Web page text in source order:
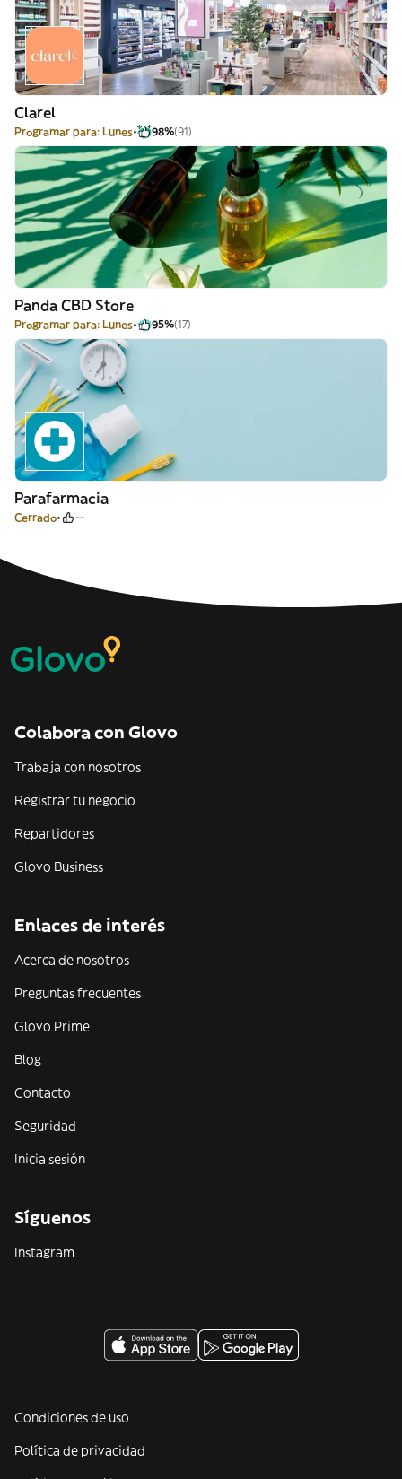
Clarel
Programar para: Lunes 98%(91)
Panda CBD Store
Programar para: Lunes 95%(17)
Parafarmacia
Cerrado --
Colabora con Glovo
Trabaja con nosotros
Registrar tu negocio
Repartidores
Glovo Business
Enlaces de interés
Acerca de nosotros
Preguntas frecuentes
Glovo Prime
Blog
Contacto
Seguridad
Inicia sesión
Síguenos
Instagram
Condiciones de uso
Política de privacidad